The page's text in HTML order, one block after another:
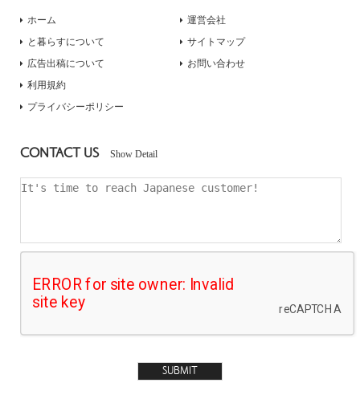
ホーム
と暮らすについて
広告出稿について
運営会社
サイトマップ
お問い合わせ
利用規約
プライバシーポリシー
CONTACT US Show Detail